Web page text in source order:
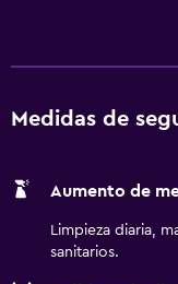
con ropa de cama
higiene personal
wifi gratis. Los
Medidas de
Aumento de
Limpieza diaria,
sanitarios.